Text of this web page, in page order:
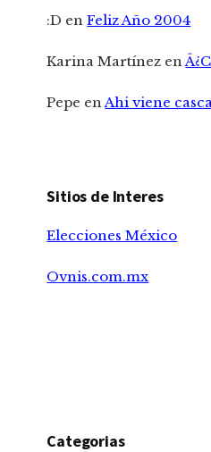
:D enFeliz Año 2004
Karina Martínez en
Pepe enAhi viene
Sitios de Interes
Elecciones México
Ovnis.com.mx
Categorias